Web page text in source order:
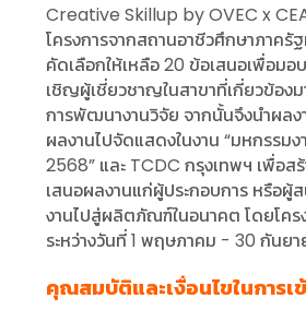
Creative Skillup by OVEC x
โครงการจากสถานอาชีวศึกษาภาครั
คัดเลือกให้เหลือ 20 ข้อเสนอเพื่อม
เชิญผู้เชี่ยวชาญในสาขาที่เกี่ยวข้องม
การพัฒนางานวิจัย จากนั้นจึงนำผลง
ผลงานไปจัดแสดงในงาน “มหกรรม
2568” และ TCDC กรุงเทพฯ เพื่อสร้
เสนอผลงานแก่ผู้ประกอบการ หรือผู้
งานไปสู่ผลิตภัณฑ์ในอนาคต โดยโคร
ระหว่างวันที่ 1 พฤษภาคม - 30 กันย
คุณสมบัติและเงื่อนไขในการเ